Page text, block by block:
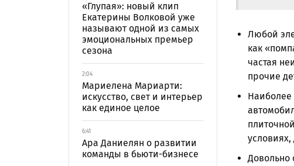
«Глупая»: новый клип
Екатерины Волковой уже
называют одной из самых
эмоциональных премьер
сезона
2:04
Мариелена Мариарти:
искусство, свет и интерьер
как единое целое
6:41
Ара Даниелян о развитии
команды в бьюти-бизнесе
Любой
как
частая
прочие
Наиболее
Довольно